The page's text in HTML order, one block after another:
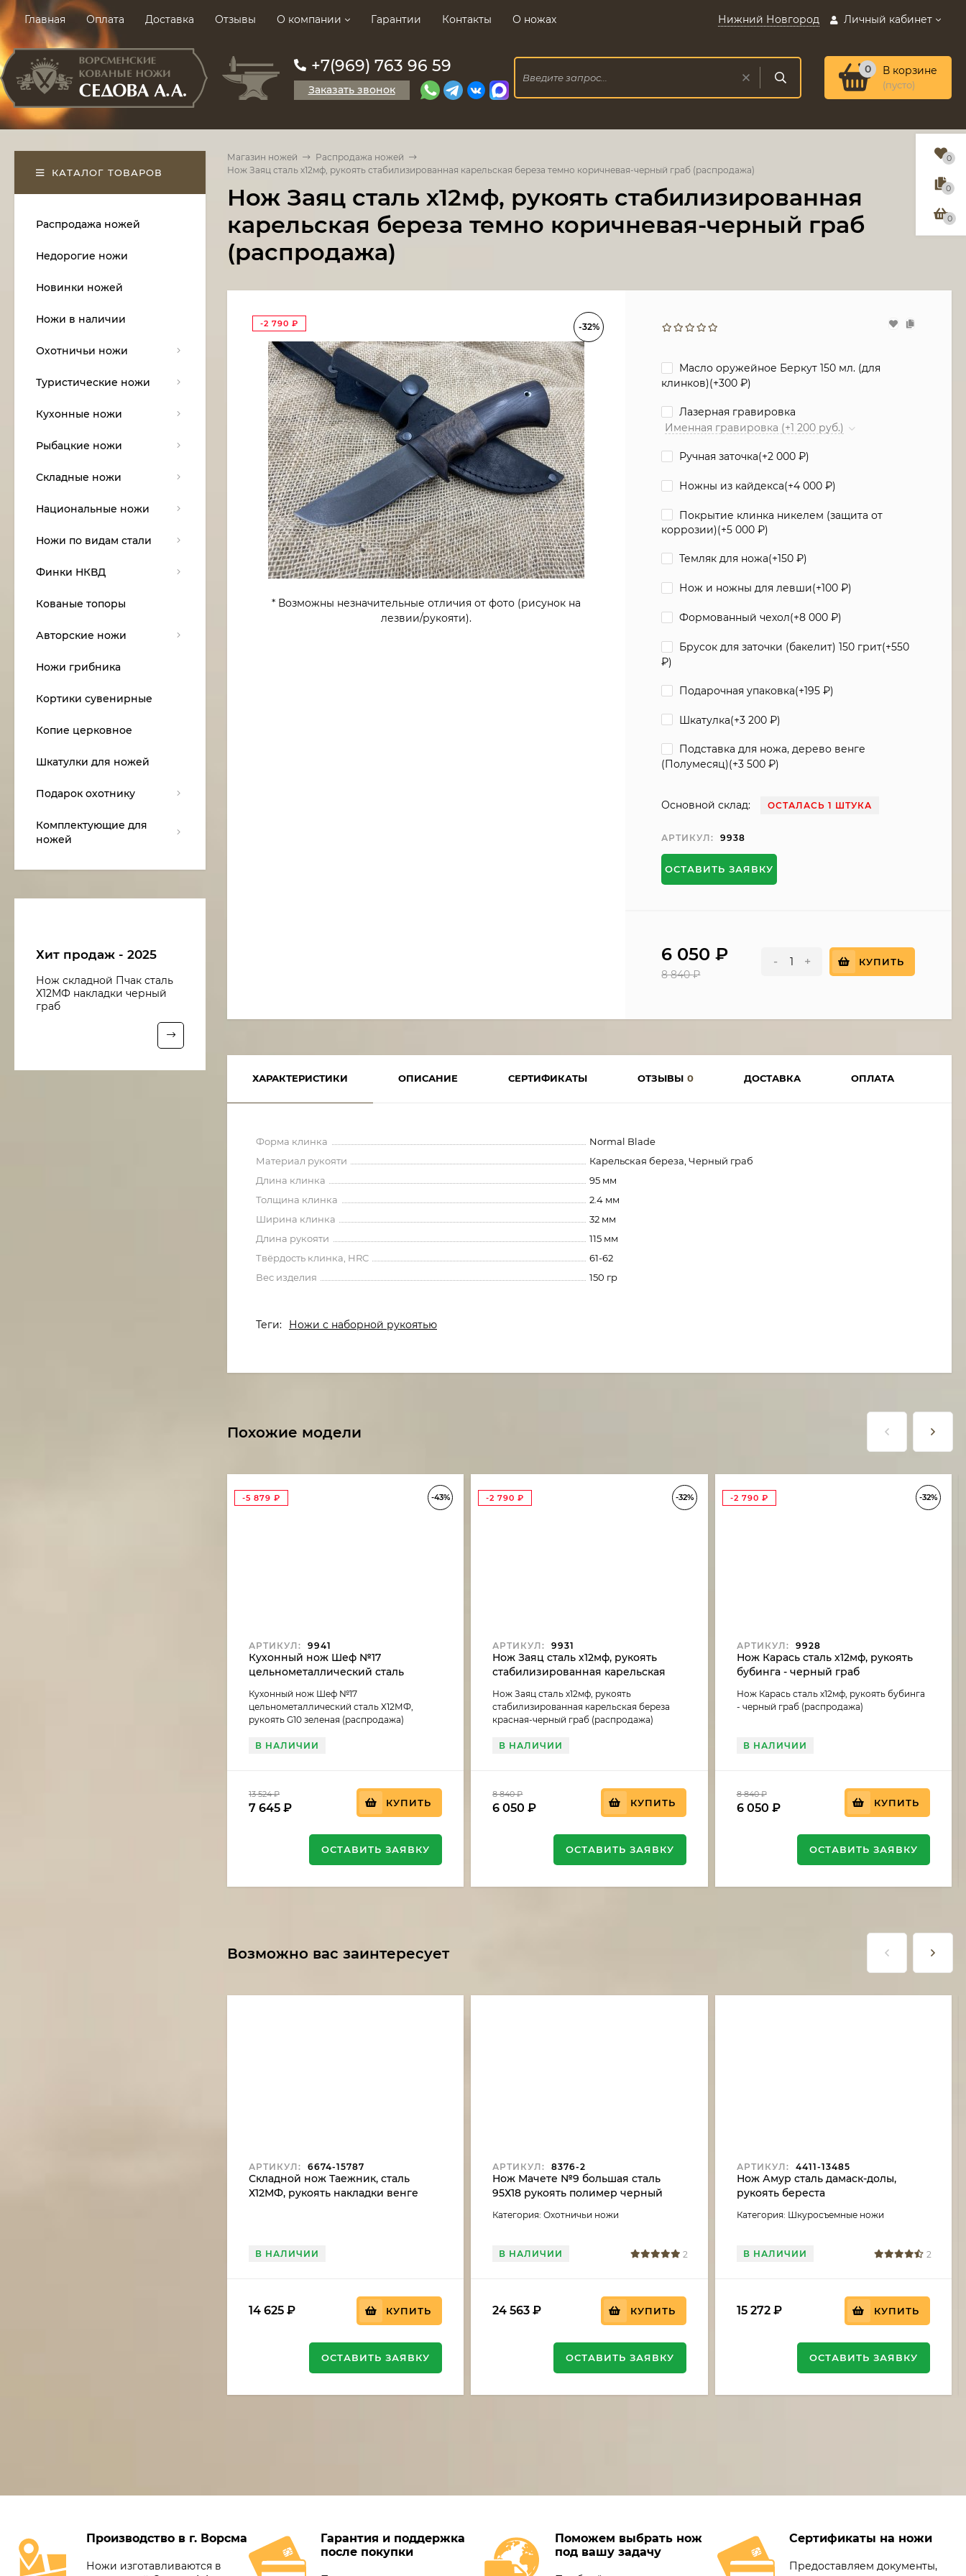
Главная Оплата Доставка Отзывы О компании Гарантии Контакты О ножах Нижний Новгород Личный кабинет
+7(969) 763 96 59
Заказать звонок
0 В корзине
(пусто)
Магазин ножей
Распродажа ножей
Нож Заяц сталь х12мф, рукоять стабилизированная карельская береза темно коричневая-черный граб (распродажа)
Нож Заяц сталь х12мф, рукоять стабилизированная
карельская береза темно коричневая-черный граб
(распродажа)
-32%
-2 790 ₽
* Возможны незначительные отличия от фото (рисунок на
лезвии/рукояти).
Масло оружейное Беркут 150 мл. (для
клинков)(+300₽)
Лазерная гравировка
Именная гравировка (+1 200 руб.)
Ручная заточка(+2 000₽)
Ножны из кайдекса(+4 000₽)
Покрытие клинка никелем (защита от
коррозии)(+5 000₽)
Темляк для ножа(+150₽)
Нож и ножны для левши(+100₽)
Формованный чехол(+8 000₽)
Брусок для заточки (бакелит) 150 грит(+550
₽)
Подарочная упаковка(+195₽)
Шкатулка(+3 200₽)
Подставка для ножа, дерево венге
(Полумесяц)(+3 500₽)
Основной склад: ОСТАЛАСЬ 1 ШТУКА
АРТИКУЛ: 9938
ОСТАВИТЬ ЗАЯВКУ
6 050₽
8 840₽
- + КУПИТЬ
ХАРАКТЕРИСТИКИ ОПИСАНИЕ СЕРТИФИКАТЫ ОТЗЫВЫ 0 ДОСТАВКА ОПЛАТА
Форма клинка
Normal Blade
Материал рукояти
Карельская береза, Черный граб
Длина клинка
95 мм
Толщина клинка
2.4 мм
Ширина клинка
32 мм
Длина рукояти
115 мм
Твёрдость клинка, HRC
61-62
Вес изделия
150 гр
Теги: Ножи с наборной рукоятью
Похожие модели
-43%
-5 879 ₽
АРТИКУЛ: 9941
Кухонный нож Шеф №17
цельнометаллический сталь
(распродажа)
Кухонный нож Шеф №17
цельнометаллический сталь Х12МФ,
рукоять G10 зеленая (распродажа)
В НАЛИЧИИ
13 524₽
7 645 ₽ КУПИТЬ
ОСТАВИТЬ ЗАЯВКУ
-32%
-2 790₽
АРТИКУЛ: 9931
Нож Заяц сталь х12мф, рукоять
стабилизированная карельская
(распродажа)
Нож Заяц сталь х12мф, рукоять
стабилизированная карельская береза
красная-черный граб (распродажа)
В НАЛИЧИИ
8 840₽
6 050₽ КУПИТЬ
ОСТАВИТЬ ЗАЯВКУ
-32%
-2 790 ₽
АРТИКУЛ: 9928
Нож Карась сталь х12мф, рукоять
бубинга - черный граб
Нож Карась сталь х12мф, рукоять бубинга
- черный граб (распродажа)
В НАЛИЧИИ
8 840₽
6 050 ₽ КУПИТЬ
ОСТАВИТЬ ЗАЯВКУ
Возможно вас заинтересует
АРТИКУЛ: 6674-15787
Складной нож Таежник, сталь
Х12МФ, рукоять накладки венге
В НАЛИЧИИ
14 625 ₽ КУПИТЬ
ОСТАВИТЬ ЗАЯВКУ
АРТИКУЛ: 8376-2
Нож Мачете №9 большая сталь
95Х18 рукоять полимер черный
Категория: Охотничьи ножи
В НАЛИЧИИ 2
24 563₽ КУПИТЬ
ОСТАВИТЬ ЗАЯВКУ
АРТИКУЛ: 4411-13485
Нож Амур сталь дамаск-долы,
рукоять береста
Категория: Шкуросъемные ножи
В НАЛИЧИИ 2
15 272 ₽ КУПИТЬ
ОСТАВИТЬ ЗАЯВКУ
КАТАЛОГ ТОВАРОВ
Распродажа ножей
Недорогие ножи
Новинки ножей
Ножи в наличии
Охотничьи ножи
Туристические ножи
Кухонные ножи
Рыбацкие ножи
Складные ножи
Национальные ножи
Ножи по видам стали
Финки НКВД
Кованые топоры
Авторские ножи
Ножи грибника
Кортики сувенирные
Копие церковное
Шкатулки для ножей
Подарок охотнику
Комплектующие для
ножей
Хит продаж - 2025
Нож складной Пчак сталь
Х12МФ накладки черный
граб
Производство в г. Ворсма
Ножи изготавливаются в
Гарантия и поддержка
после покупки
Поможем выбрать нож
под вашу задачу
Сертификаты на ножи
Предоставляем документы,
0
0
0